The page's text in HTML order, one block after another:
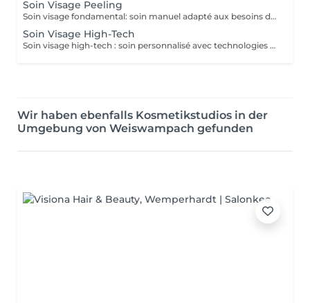
Soin Visage Peeling
Soin visage fondamental: soin manuel adapté aux besoins de la peau, avec nettoyage profond, Peeling ,massage et masque pour une peau traiter et éclatante.
Soin Visage High-Tech
Soin visage high-tech : soin personnalisé avec technologies avancées (scrubber, radiofréquence, sonolifter, oxy booster), associé à un nettoyage profond, gommage, massage et masque pour une peau visiblement revitalisée.
Wir haben ebenfalls Kosmetikstudios in der
Umgebung von Weiswampach gefunden